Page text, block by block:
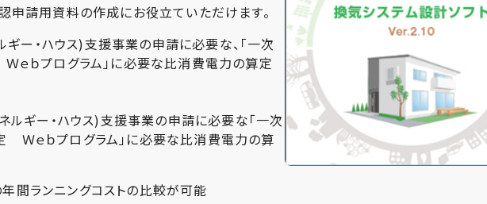
申請用資料の作成にお役立ていただけます。
ギー・ハウス)支援事業の申請に必要な、「一次
ｅｂプログラム」に必要な比消費電力の算定
ネルギー・ハウス)支援事業の申請に必要な「一次
Ｗｅｂプログラム」に必要な比消費電力の算
間ランニングコストの比較が可能